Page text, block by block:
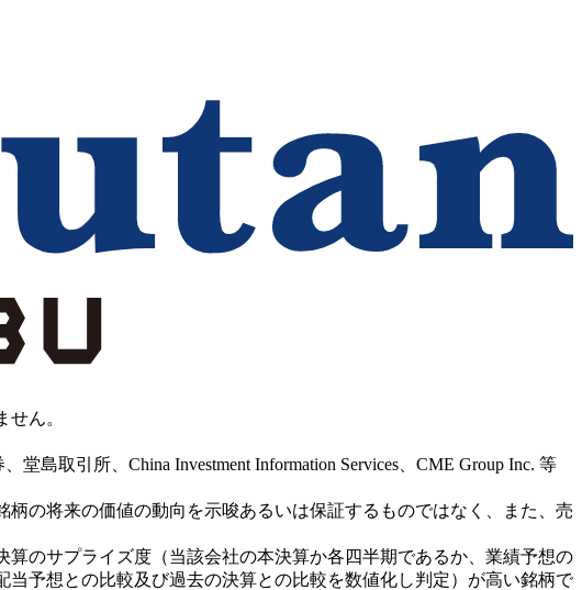
ん。
島取引所、China Investment Information Services、CME Group Inc. 等
の将来の価値の動向を示唆あるいは保証するものではなく、また、売
のサプライズ度（当該会社の本決算か各四半期であるか、業績予想の
予想との比較及び過去の決算との比較を数値化し判定）が高い銘柄で